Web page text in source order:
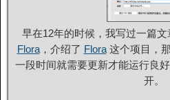
早在12年的时候，我写过一篇文
Flora，介绍了 Flora这个项目，
一段时间就需要更新才能运行良
开。